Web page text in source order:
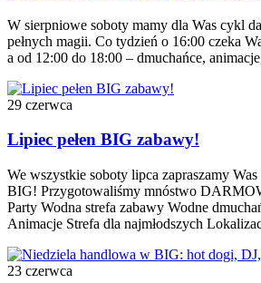
W sierpniowe soboty mamy dla Was cykl
pełnych magii. Co tydzień o 16:00 czeka
a od 12:00 do 18:00 – dmuchańce,
29 czerwca
Lipiec pełen BIG zabawy!
We wszystkie soboty lipca zapraszamy
BIG! Przygotowaliśmy mnóstwo
Party Wodna strefa zabawy Wodne
Animacje Strefa dla najmłodszych
23 czerwca